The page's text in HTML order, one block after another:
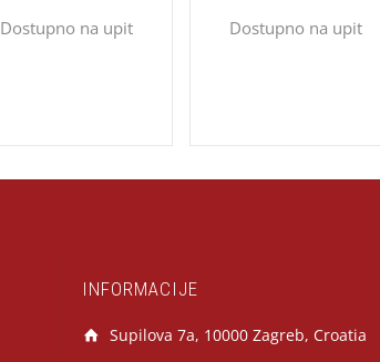
Dostupno na upit Dostupno na upit
INFORMACIJE
Supilova 7a, 10000 Zagreb, Croatia